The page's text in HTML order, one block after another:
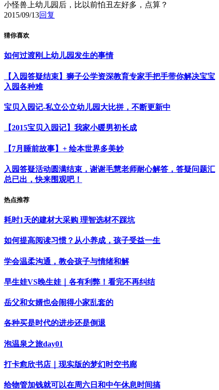
小怪兽上幼儿园后，比以前怕丑左好多，点算？
2015/09/13回复
猜你喜欢
如何过渡刚上幼儿园发生的事情
【入园答疑结束】狮子公学资深教育专家手把手带你解决宝宝
入园各种难
宝贝入园记-私立公立幼儿园大比拼，不断更新中
【2015宝贝入园记】我家小暖男初长成
【7月睡前故事】+ 绘本世界多美妙
入园答疑活动圆满结束，谢谢毛慧老师耐心解答，答疑问题汇
总已出，快来围观吧！
热点推荐
耗时1天的建材大采购 理智选材不踩坑
如何提高阅读习惯？从小养成，孩子受益一生
学会温柔沟通，教会孩子与情绪和解
早生娃VS晚生娃｜各有利弊！看完不再纠结
岳父和女婿也会闹得小家乱套的
各种买是时代的进步还是倒退
泡温泉之旅day01
打卡愈欣书店｜现实版的梦幻时空书廊
给物管加钱就可以在周六日和中午休息时间搞